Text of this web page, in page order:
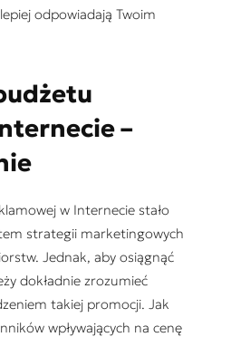
odpowiadają Twoim
–
w Internecie stało
strategii marketingowych
Jednak, aby osiągnąć
dokładnie zrozumieć
takiej promocji. Jak
wpływających na cenę